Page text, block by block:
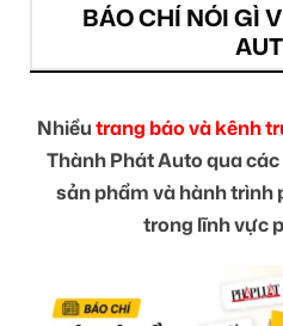
BÁO CHÍ NÓI GÌ
Nhiềutrang báo và kênh
Thành Phát Auto qua
sản phẩm và hành trình
trong lĩnh vực